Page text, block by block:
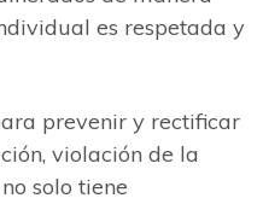
es respetada y
prevenir y rectificar
violación de la
solo tiene